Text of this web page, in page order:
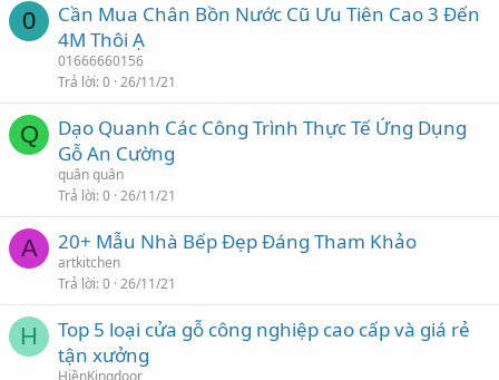
0
Cần Mua Chân Bồn Nước Cũ Ưu Tiên Cao 3 Đến
4M Thôi Ạ
01666660156
Trả lời 0 26/11/21
Q
Dạo Quanh Các Công Trình Thực Tế Ứng Dụng
Gỗ An Cường
quân quân
Trả lời 0 26/11/21
A 20+ Mẫu Nhà Bếp Đẹp Đáng Tham Khảo
artkitchen
Trả lời 0 26/11/21
H
Top 5 loại cửa gỗ công nghiệp cao cấp và giá rẻ
tận xưởng
HiềnKingdoor